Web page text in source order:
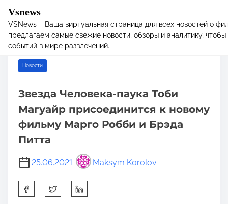
Vsnews
VSNews – Ваша виртуальная страница для всех новостей о
предлагаем самые свежие новости, обзоры и аналитику,
событий в мире развлечений.
Home/Новости / Звезда Человека-паука Тоби Магуайр
присоединится к новому фильму Марго Робби и Брэда Питта
Новости
Звезда Человека-паука Тоби
Магуайр присоединится к новому
фильму Марго Робби и Брэда
Питта
25.06.2021 Maksym Korolov
h